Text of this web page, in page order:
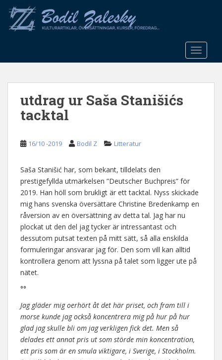
o
utdrag ur Saša Stanišićs
tacktal
16/10 -2019 Bodil Z Litteratur
Saša Stanišić har, som bekant, tilldelats den
prestigefyllda utmärkelsen ”Deutscher Buchpreis” för
2019. Han höll som brukligt är ett tacktal. Nyss skickade
mig hans svenska översättare Christine Bredenkamp en
råversion av en översättning av detta tal. Jag har nu
plockat ut den del jag tycker är intressantast och
dessutom putsat texten på mitt sätt, så alla enskilda
formuleringar ansvarar jag för. Den som vill kan alltid
kontrollera genom att lyssna på talet som ligger ute på
nätet.
°°
Jag gläder mig oerhört åt det här priset, och fram till i
morse kunde jag också koncentrera mig på hur på hur
glad jag skulle bli om jag verkligen fick det. Men så
delades ett annat pris ut som störde min koncentration,
ett pris som är en smula viktigare, i Sverige, i Stockholm.